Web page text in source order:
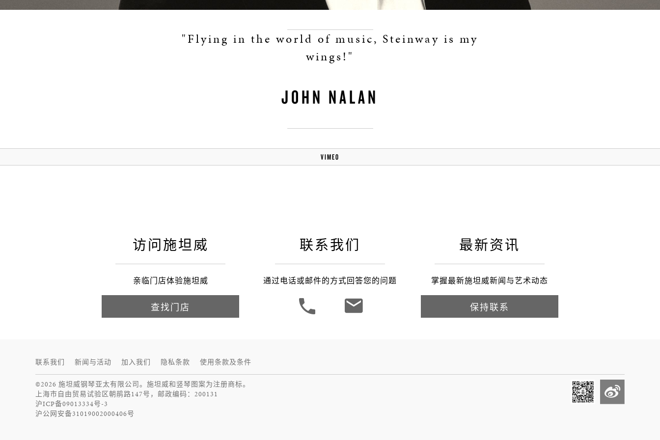
"Flying in the world of music, Steinway is my
wings!"
JOHN NALAN
VIMEO
访问施坦威
亲临门店体验施坦威
查找门店
联系我们
通过电话或邮件的方式回答您的问题
最新资讯
掌握最新施坦威新闻与艺术动态
保持联系
联系我们 新闻与活动 加入我们 隐私条款 使用条款及条件
©2026 施坦威钢琴亚太有限公司。施坦威和竖琴图案为注册商标。
上海市自由贸易试验区朝鹃路147号，邮政编码：200131
沪ICP备09013334号-3
沪公网安备31019002000406号